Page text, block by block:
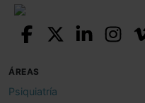
ÁREAS
Psiquiatría